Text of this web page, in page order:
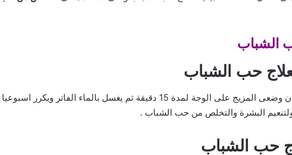
الشباب
حب الشباب
اصنعي عجينة من الماء ودقيق الشوفان وضعى المزيج على الوجة لمدة 15 دقيقة ثم يغسل بالماء الفاتر ويكرر اسبوعيا
البشرة والتخلص من حب الشباب .
حب الشباب